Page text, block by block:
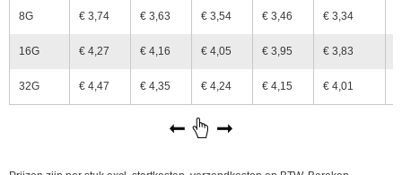
8G € 3,74 € 3,63 € 3,54 € 3,46 € 3,34
16G € 4,27 € 4,16 € 4,05 € 3,95 € 3,83
32G € 4,47 € 4,35 € 4,24 € 4,15 € 4,01